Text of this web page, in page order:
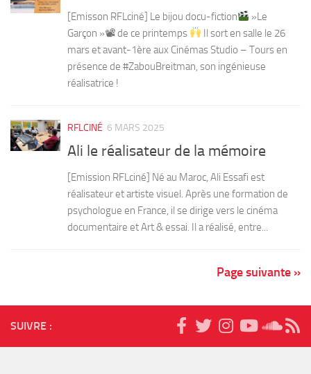
[Emisson RFLciné] Le bijou docu-fiction
»Le
Garçon »📽 de ce printemps
Il sort en salle le 26
mars et avant-1ère aux Cinémas Studio – Tours en
présence de #ZabouBreitman, son ingénieuse
réalisatrice !
RFLCINÉ 6 MARS 2025
Ali le réalisateur de la mémoire
[Emission RFLciné] Né au Maroc, Ali Essafi est
réalisateur et artiste visuel. Après une formation de
psychologue en France, il se dirige vers le cinéma
documentaire et Art & essai. Il a réalisé, entre...
Page suivante »
SUIVRE :